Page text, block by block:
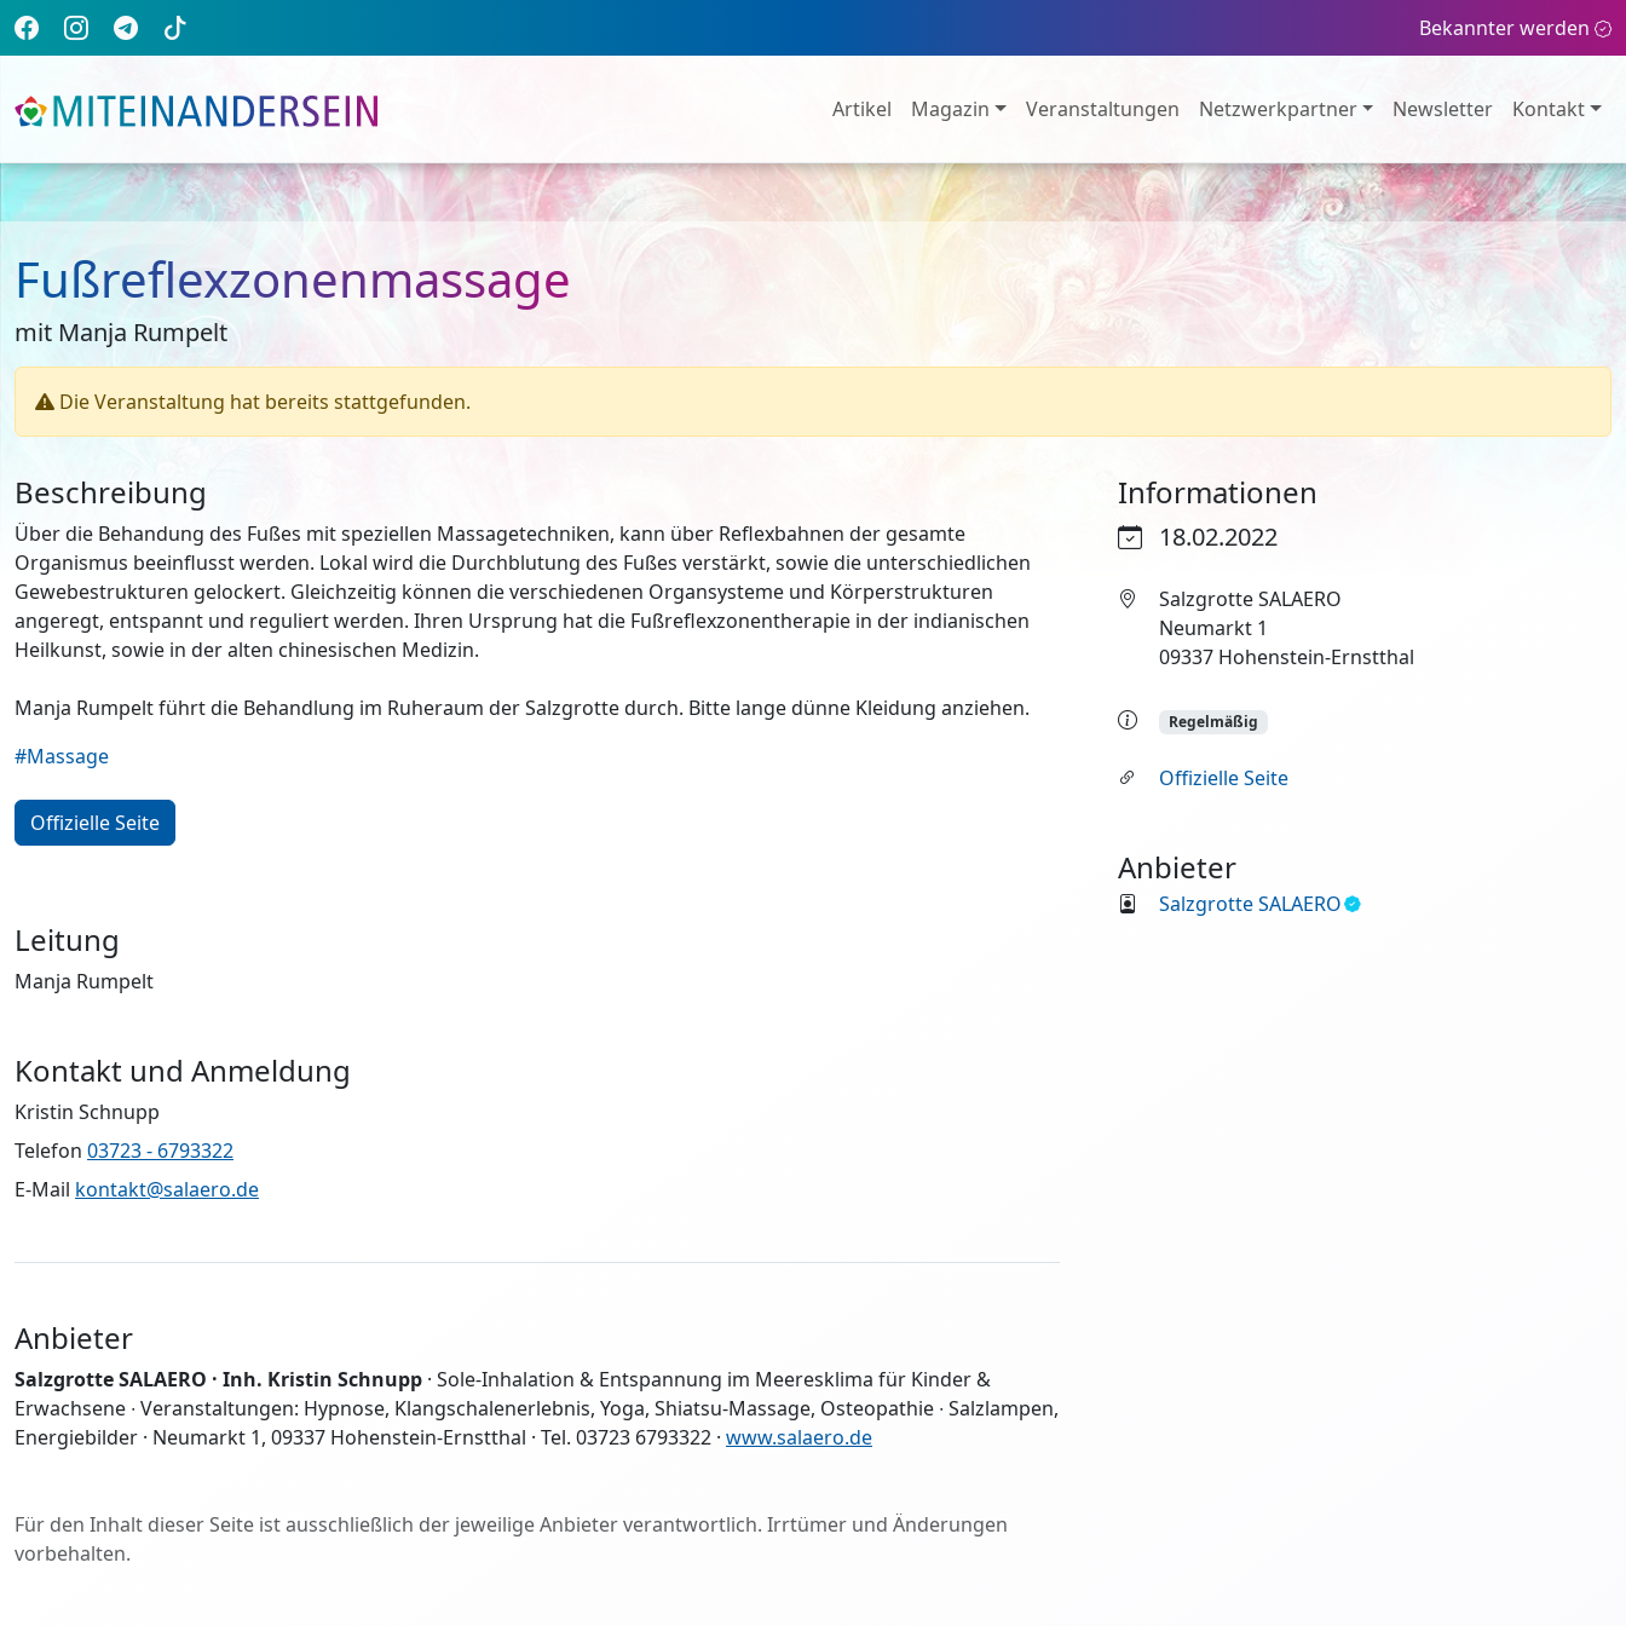
Bekannter werden
Artikel Magazin Veranstaltungen Netzwerkpartner Newsletter Kontakt
Fußreflexzonenmassage
mit Manja Rumpelt
Die Veranstaltung hat bereits stattgefunden.
Informationen
18.02.2022
Salzgrotte SALAERO
Neumarkt 1
09337 Hohenstein-Ernstthal
Regelmäßig
Offizielle Seite
Anbieter
Salzgrotte SALAERO
Beschreibung
Über die Behandung des Fußes mit speziellen Massagetechniken, kann über Reflexbahnen der gesamte
Organismus beeinflusst werden. Lokal wird die Durchblutung des Fußes verstärkt, sowie die unterschiedlichen
Gewebestrukturen gelockert. Gleichzeitig können die verschiedenen Organsysteme und Körperstrukturen
angeregt, entspannt und reguliert werden. Ihren Ursprung hat die Fußreflexzonentherapie in der indianischen
Heilkunst, sowie in der alten chinesischen Medizin.
Manja Rumpelt führt die Behandlung im Ruheraum der Salzgrotte durch. Bitte lange dünne Kleidung anziehen.
#Massage
Offizielle Seite
Leitung
Manja Rumpelt
Kontakt und Anmeldung
Kristin Schnupp
Telefon 03723 - 6793322
E-Mail kontakt@salaero.de
Anbieter
Salzgrotte SALAERO · Inh. Kristin Schnupp · Sole-Inhalation & Entspannung im Meeresklima für Kinder &
Erwachsene ∙ Veranstaltungen: Hypnose, Klangschalenerlebnis, Yoga, Shiatsu-Massage, Osteopathie ∙ Salzlampen,
Energiebilder · Neumarkt 1, 09337 Hohenstein-Ernstthal · Tel. 03723 6793322 · www.salaero.de
Für den Inhalt dieser Seite ist ausschließlich der jeweilige Anbieter verantwortlich. Irrtümer und Änderungen
vorbehalten.